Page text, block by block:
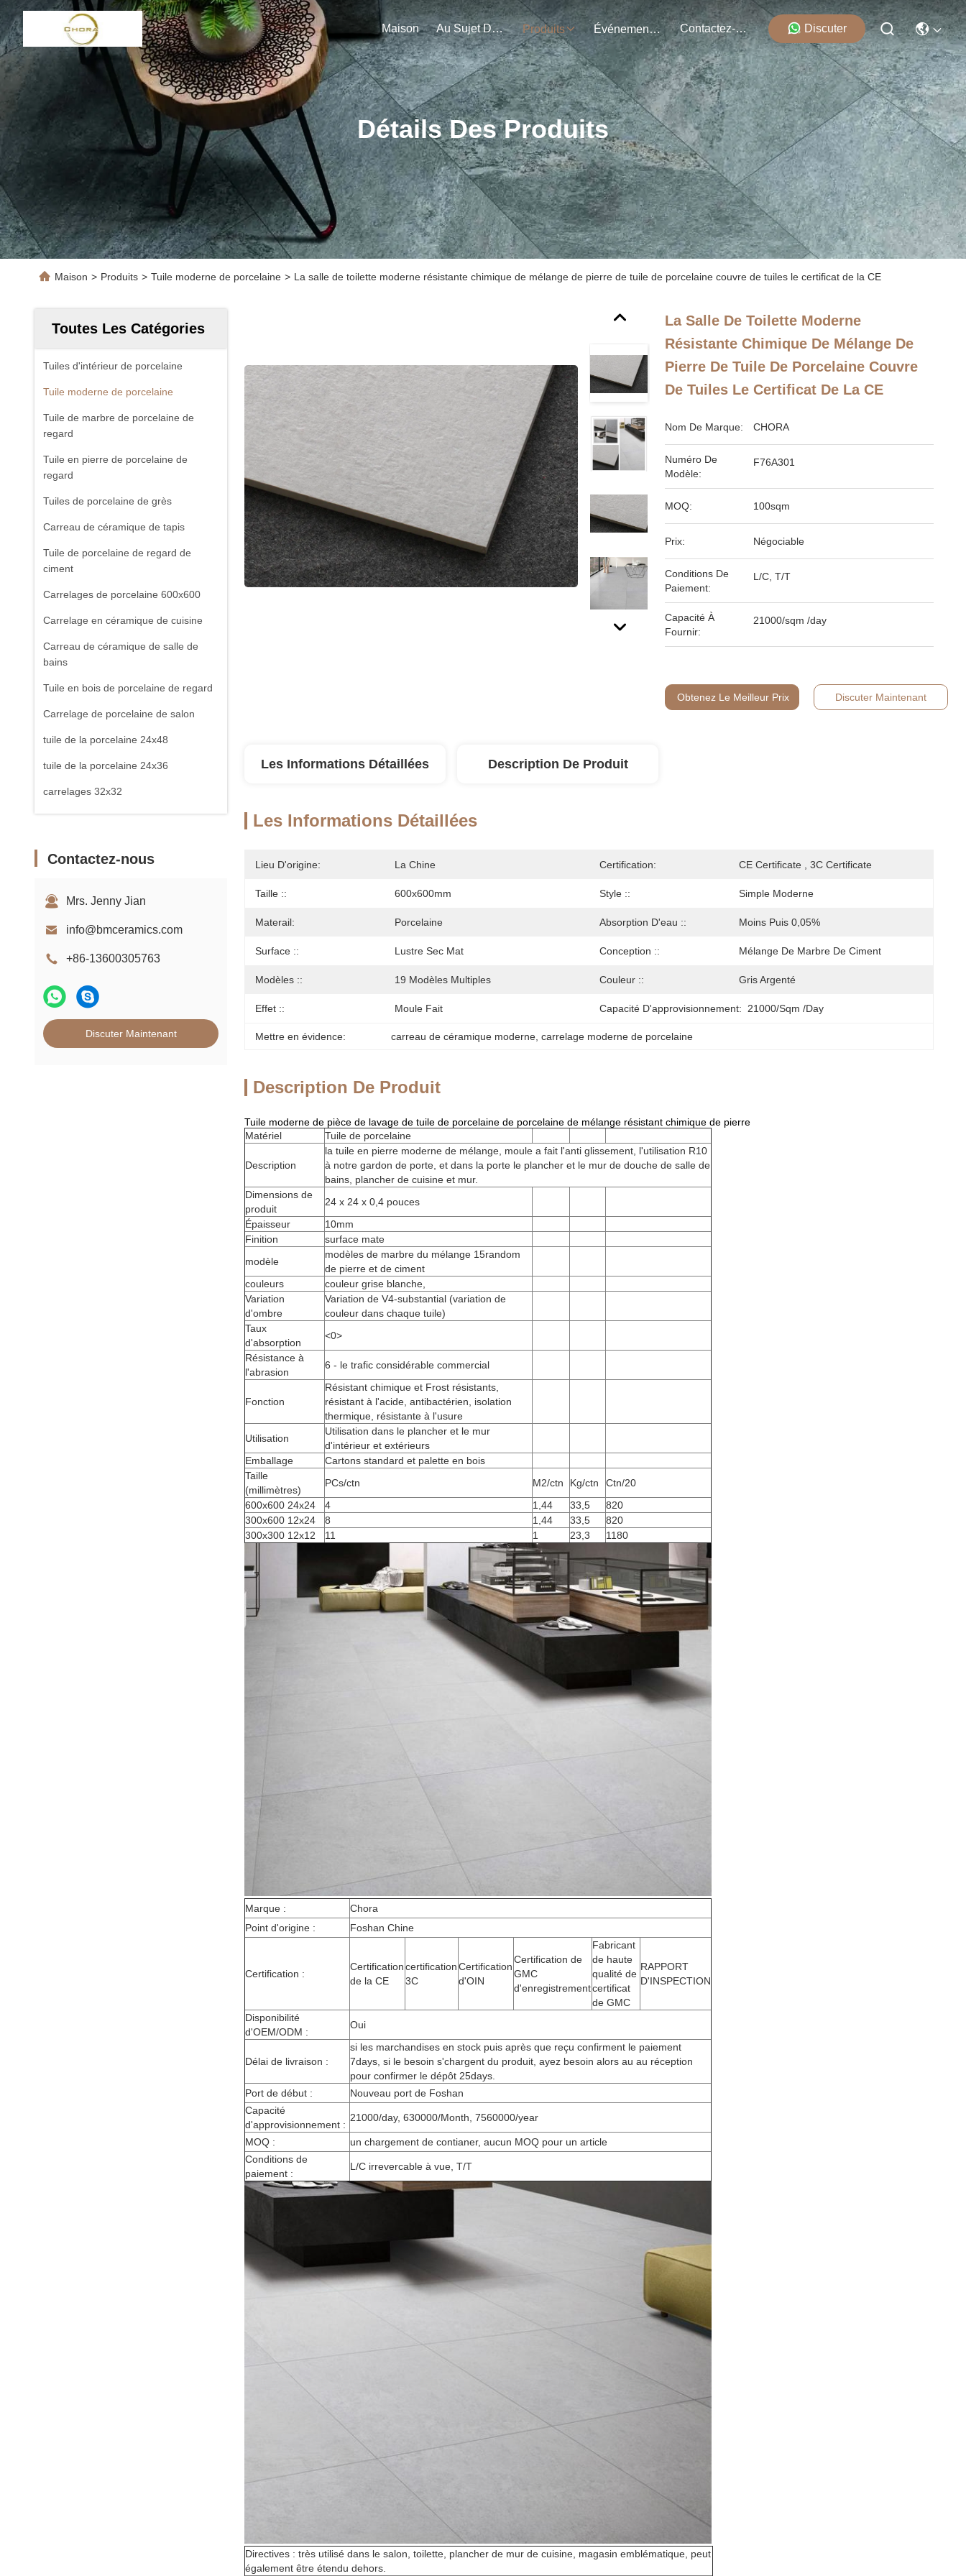
Maison Au Sujet De Nous Produits Événements Contactez-Nous Discuter
Détails Des Produits
Maison > Produits > Tuile moderne de porcelaine > La salle de toilette moderne résistante chimique de mélange de pierre de tuile de porcelaine couvre de tuiles le certificat de la CE
Toutes Les Catégories
Tuiles d'intérieur de porcelaine
Tuile moderne de porcelaine
Tuile de marbre de porcelaine de
regard
Tuile en pierre de porcelaine de
regard
Tuiles de porcelaine de grès
Carreau de céramique de tapis
Tuile de porcelaine de regard de
ciment
Carrelages de porcelaine 600x600
Carrelage en céramique de cuisine
Carreau de céramique de salle de
bains
Tuile en bois de porcelaine de regard
Carrelage de porcelaine de salon
tuile de la porcelaine 24x48
tuile de la porcelaine 24x36
carrelages 32x32
Carreau de dalle de porcelaine
Contactez-nous
Mrs. Jenny Jian
info@bmceramics.com
+86-13600305763
Discuter Maintenant
La Salle De Toilette Moderne
Résistante Chimique De Mélange De
Pierre De Tuile De Porcelaine Couvre
De Tuiles Le Certificat De La CE
Nom De Marque: CHORA
Numéro De
Modèle:
F76A301
MOQ: 100sqm
Prix: Négociable
Conditions De
Paiement:
L/C, T/T
Capacité À
Fournir:
21000/sqm /day
Obtenez Le Meilleur Prix Discuter Maintenant
Les Informations Détaillées Description De Produit
Les Informations Détaillées
Lieu D'origine: La Chine Certification: CE Certificate , 3C Certificate
Taille :: 600x600mm Style :: Simple Moderne
Materail: Porcelaine Absorption D'eau :: Moins Puis 0,05%
Surface :: Lustre Sec Mat Conception :: Mélange De Marbre De Ciment
Modèles :: 19 Modèles Multiples Couleur :: Gris Argenté
Effet :: Moule Fait Capacité D'approvisionnement: 21000/sqm /day
Mettre en évidence: carreau de céramique moderne, carrelage moderne de porcelaine
Description De Produit
Tuile moderne de pièce de lavage de tuile de porcelaine de porcelaine de mélange résistant chimique de pierre
Matériel
Tuile de porcelaine
Description
la tuile en pierre moderne de mélange, moule a fait l'anti glissement, l'utilisation R10
à notre gardon de porte, et dans la porte le plancher et le mur de douche de salle de
bains, plancher de cuisine et mur.
Dimensions de
produit
24 x 24 x 0,4 pouces
Épaisseur
10mm
Finition
surface mate
modèle
modèles de marbre du mélange 15random
de pierre et de ciment
couleurs
couleur grise blanche,
Variation
d'ombre
Variation de V4-substantial (variation de
couleur dans chaque tuile)
Taux
d'absorption
<0>
Résistance à
l'abrasion
6 - le trafic considérable commercial
Fonction
Résistant chimique et Frost résistants,
résistant à l'acide, antibactérien, isolation
thermique, résistante à l'usure
Utilisation
Utilisation dans le plancher et le mur
d'intérieur et extérieurs
Emballage
Cartons standard et palette en bois
Taille
(millimètres)
PCs/ctn M2/ctn Kg/ctn
Ctn/20
600x600 24x24
4 1,44 33,5
820
300x600 12x24
8 1,44 33,5
820
300x300 12x12
11 1 23,3 1180
Marque :
Chora
Point d'origine :
Foshan Chine
Certification :
Certification
de la CE
certification
3C
Certification
d'OIN
Certification de
GMC
d'enregistrement
Fabricant
de haute
qualité de
certificat
de GMC
RAPPORT
D'INSPECTION
Disponibilité
d'OEM/ODM :
Oui
Délai de livraison :
si les marchandises en stock puis après que reçu confirment le paiement
7days, si le besoin s'chargent du produit, ayez besoin alors au au réception
pour confirmer le dépôt 25days.
Port de début :
Nouveau port de Foshan
Capacité
d'approvisionnement :
21000/day, 630000/Month, 7560000/year
MOQ :
un chargement de contianer, aucun MOQ pour un article
Conditions de
paiement :
L/C irrevercable à vue, T/T
Directives : très utilisé dans le salon, toilette, plancher de mur de cuisine, magasin emblématique, peut
également être étendu dehors.